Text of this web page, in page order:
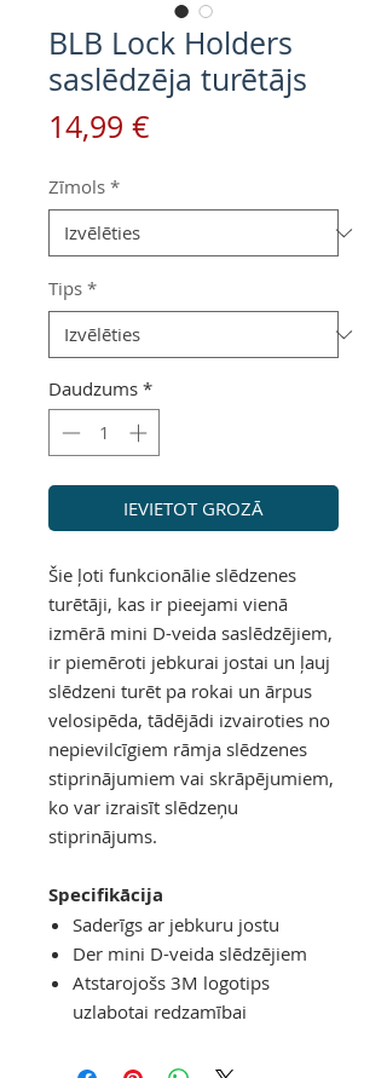
BLB Lock Holders
saslēdzēja turētājs
14,99 €
Zīmols *
Tips *
Daudzums *
IEVIETOT GROZĀ
Šie ļoti funkcionālie slēdzenes
turētāji, kas ir pieejami vienā
izmērā mini D-veida saslēdzējiem,
ir piemēroti jebkurai jostai un ļauj
slēdzeni turēt pa rokai un ārpus
velosipēda, tādējādi izvairoties no
nepievilcīgiem rāmja slēdzenes
stiprinājumiem vai skrāpējumiem,
ko var izraisīt slēdzeņu
stiprinājums.
Specifikācija
Saderīgs ar jebkuru jostu
Der mini D-veida slēdzējiem
Atstarojošs 3M logotips
uzlabotai redzamībai